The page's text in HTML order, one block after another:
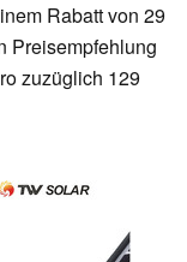
Rabatt von 29
Preisempfehlung
zuzüglich 129